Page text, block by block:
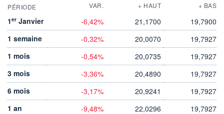
PÉRIODE VAR. + HAUT + BAS
1er Janvier -6,42% 21,1700
19,7900
1 semaine
-0,32% 20,0070
19,7927
1 mois
-0,54% 20,0735
19,7927
3 mois
-3,36% 20,4890
19,7927
6 mois
-3,17% 20,9241
19,7927
1 an
-9,48% 22,0296
19,7927